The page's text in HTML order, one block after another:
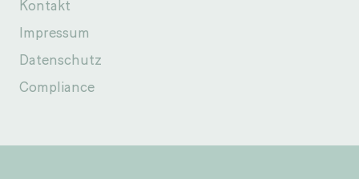
Kontakt
Impressum
Datenschutz
Compliance